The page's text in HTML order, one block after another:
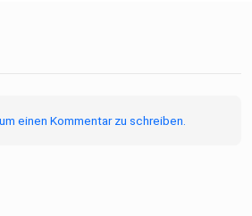
einen Kommentar zu schreiben.